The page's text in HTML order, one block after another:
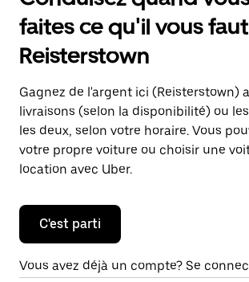
faites ce qu'il vous faut
Reisterstown
Gagnez de l'argent ici (Reisterstown)
livraisons (selon la disponibilité) ou
les deux, selon votre horaire. Vous
votre propre voiture ou choisir une
location avec Uber.
C'est parti
Vous avez déjà un compte? Se